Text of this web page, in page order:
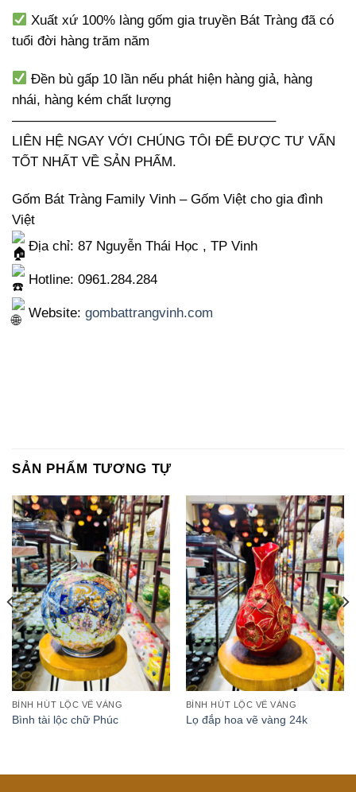
Xuất xứ 100% làng gốm gia truyền Bát Tràng đã có
tuổi đời hàng trăm năm
Đền bù gấp 10 lần nếu phát hiện hàng giả, hàng
nhái, hàng kém chất lượng
———————————————————–
LIÊN HỆ NGAY VỚI CHÚNG TÔI ĐỂ ĐƯỢC TƯ VẤN
TỐT NHẤT VỀ SẢN PHẨM.
Gốm Bát Tràng Family Vinh – Gốm Việt cho gia đình
Việt
Địa chỉ: 87 Nguyễn Thái Học , TP Vinh
Hotline: 0961.284.284
Website: gombattrangvinh.com
SẢN PHẨM TƯƠNG TỰ
BÌNH HÚT LỘC VẼ VÀNG
Bình tài lộc chữ Phúc
BÌNH HÚT LỘC VẼ VÀNG
Lọ đắp hoa vẽ vàng 24k